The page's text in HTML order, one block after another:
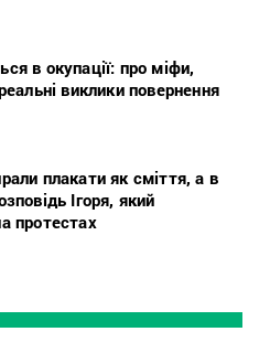
в окупації: про міфи,
виклики повернення
плакати як сміття, а в
Ігоря, який
протестах